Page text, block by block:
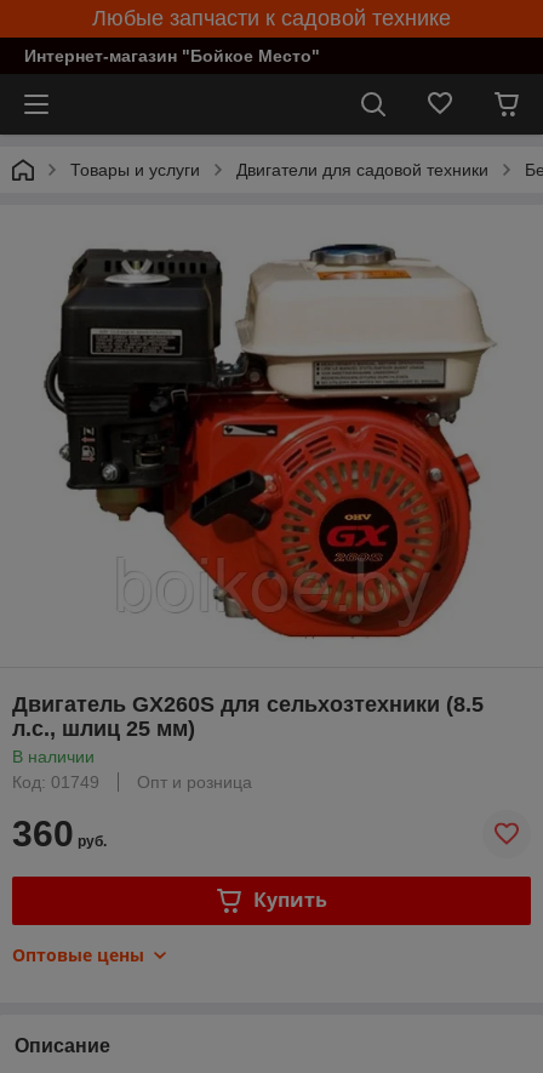
Любые запчасти к садовой технике
Интернет-магазин "Бойкое Место"
Товары и услуги Двигатели для садовой техники
Двигатель GX260S для сельхозтехники (8.5
л.с., шлиц 25 мм)
В наличии
Код: 01749
Опт и розница
360 руб.
Купить
Оптовые цены
Описание